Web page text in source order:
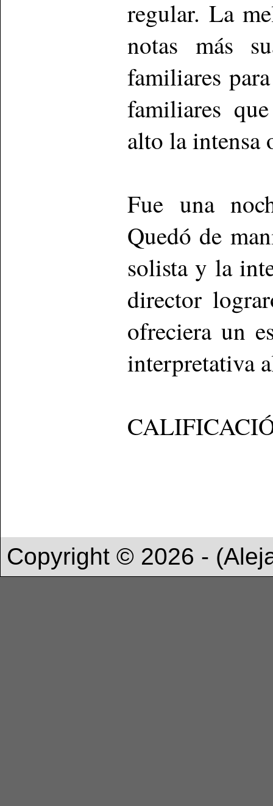
regular. La
notas más
familiares
familiares
alto la intensa
Fue una
Quedó de
solista y la
director
ofreciera un
interpretativa
Copyright © 2026 -